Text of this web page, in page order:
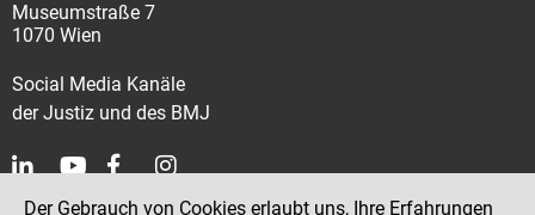
Museumstraße 7
1070 Wien
Social Media Kanäle
der Justiz und des BMJ
Der Gebrauch von Cookies erlaubt uns, Ihre Erfahrungen